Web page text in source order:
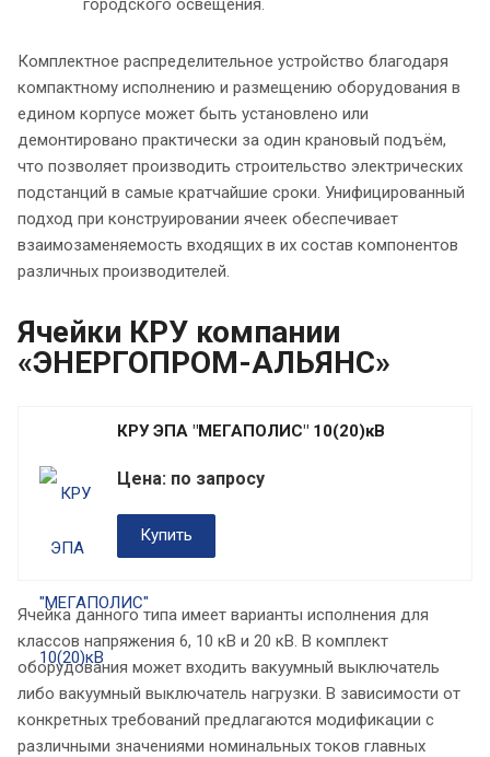
городского освещения.
Комплектное распределительное устройство благодаря
компактному исполнению и размещению оборудования в
едином корпусе может быть установлено или
демонтировано практически за один крановый подъём,
что позволяет производить строительство электрических
подстанций в самые кратчайшие сроки. Унифицированный
подход при конструировании ячеек обеспечивает
взаимозаменяемость входящих в их состав компонентов
различных производителей.
Ячейки КРУ компании
«ЭНЕРГОПРОМ-АЛЬЯНС»
КРУ ЭПА "МЕГАПОЛИС" 10(20)кВ
Цена: по запросу
Купить
Ячейка данного типа имеет варианты исполнения для
классов напряжения 6, 10 кВ и 20 кВ. В комплект
оборудования может входить вакуумный выключатель
либо вакуумный выключатель нагрузки. В зависимости от
конкретных требований предлагаются модификации с
различными значениями номинальных токов главных